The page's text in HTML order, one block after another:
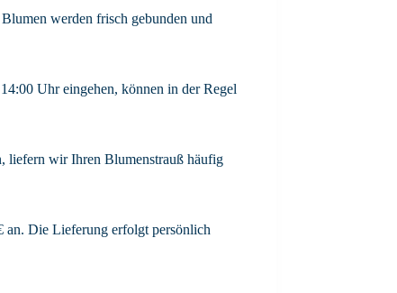
werden frisch gebunden und
Uhr eingehen, können in der Regel
liefern wir Ihren Blumenstrauß häufig
an. Die Lieferung erfolgt persönlich